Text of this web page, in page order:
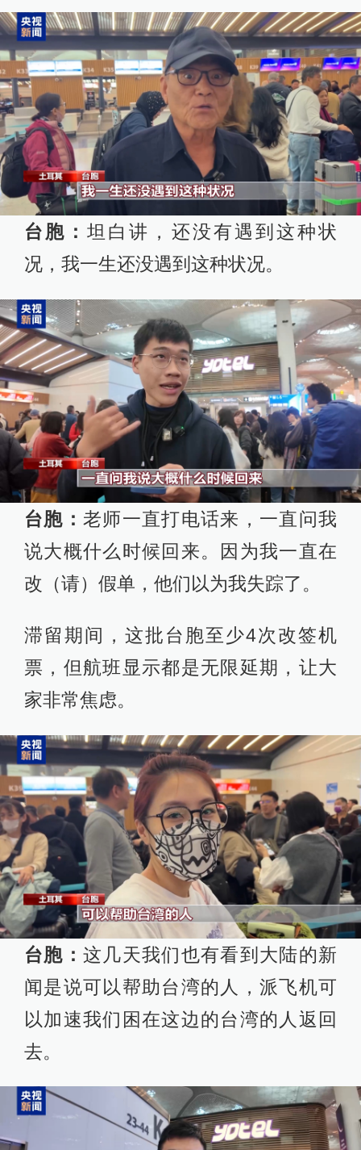
台胞：坦白讲，还没有遇到这种状
况，我一生还没遇到这种状况。
台胞： 老师一直打电话来，一直问我
说大概什么时候回来。因为我一直在
改（请）假单，他们以为我失踪了。
滞留期间，这批台胞至少4次改签机
票，但航班显示都是无限延期，让大
家非常焦虑。
台胞： 这几天我们也有看到大陆的新
闻是说可以帮助台湾的人，派飞机可
以加速我们困在这边的台湾的人返回
去。